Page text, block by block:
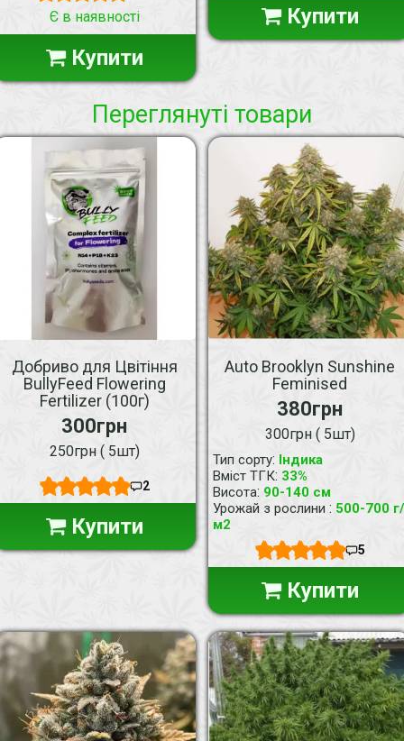
Є в наявності
Купити
Купити
Переглянуті товари
Добриво для Цвітіння
BullyFeed Flowering
Fertilizer (100г)
300грн
250грн ( 5шт)
2
Купити
Auto Brooklyn Sunshine
Feminised
380грн
300грн ( 5шт)
Тип сорту: Індика
Вміст ТГК: 33%
Висота: 90-140 см
Урожай з рослини : 500-700 г/
м2
5
Купити